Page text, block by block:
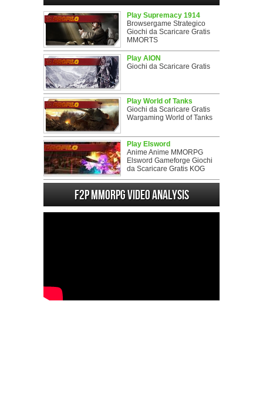
Play Supremacy 1914
Browsergame Strategico
Giochi da Scaricare Gratis
MMORTS
Play AION
Giochi da Scaricare Gratis
Play World of Tanks
Giochi da Scaricare Gratis
Wargaming World of Tanks
Play Elsword
Anime Anime MMORPG
Elsword Gameforge Giochi
da Scaricare Gratis KOG
F2P MMORPG Video analysis